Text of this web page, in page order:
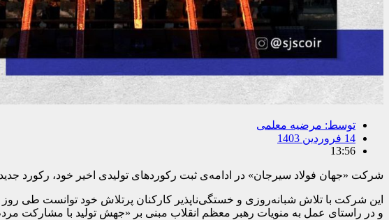
توسط: مرضیه معلمی
14 فروردین 1403
13:56
شرکت «جهان فولاد سیرجان» در ادامه‌ی ثبت رکورد‌های تولیدی اخیر خود، رکورد
و در راستای عمل به منویات رهبر معظم انقلاب مبنی بر «جهش تولید با مشارکت